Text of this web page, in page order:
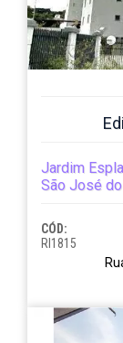
Jardim
São José
CÓD:
RI1815